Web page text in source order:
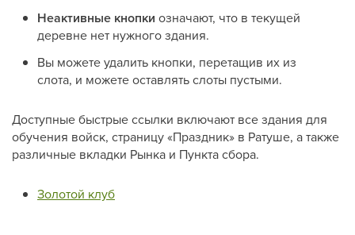
Неактивные кнопки означают, что в текущей
деревне нет нужного здания.
Вы можете удалить кнопки, перетащив их из
слота, и можете оставлять слоты пустыми.
Доступные быстрые ссылки включают все здания для
обучения войск, страницу «Праздник» в Ратуше, а также
различные вкладки Рынка и Пункта сбора.
Золотой клуб